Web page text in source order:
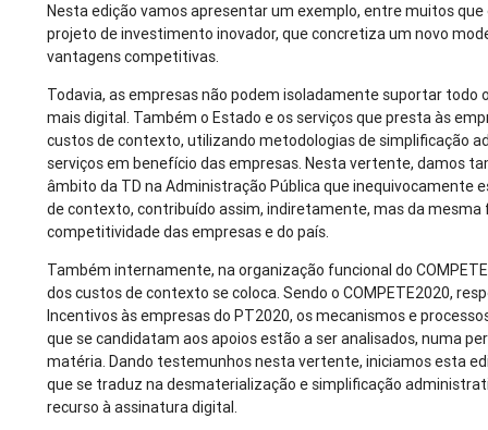
Nesta edição vamos apresentar um exemplo, entre muitos
projeto de investimento inovador, que concretiza um novo
vantagens competitivas.
Todavia, as empresas não podem isoladamente suportar
mais digital. Também o Estado e os serviços que presta às
custos de contexto, utilizando metodologias de simplificação
serviços em benefício das empresas. Nesta vertente, damos
âmbito da TD na Administração Pública que inequivocamente
de contexto, contribuído assim, indiretamente, mas da
competitividade das empresas e do país.
Também internamente, na organização funcional do
dos custos de contexto se coloca. Sendo o COMPETE2020,
Incentivos às empresas do PT2020, os mecanismos e
que se candidatam aos apoios estão a ser analisados, numa
matéria. Dando testemunhos nesta vertente, iniciamos esta
que se traduz na desmaterialização e simplificação
recurso à assinatura digital.